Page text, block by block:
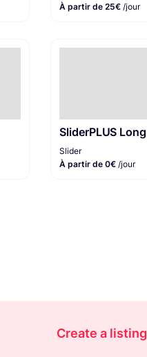
À partir de 25€ /jour
SliderPLUS Long
Slider
À partir de 0€/jour
Create a listing